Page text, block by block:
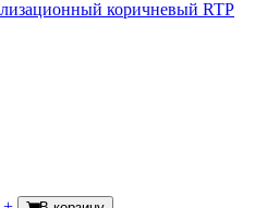
коричневый RTP